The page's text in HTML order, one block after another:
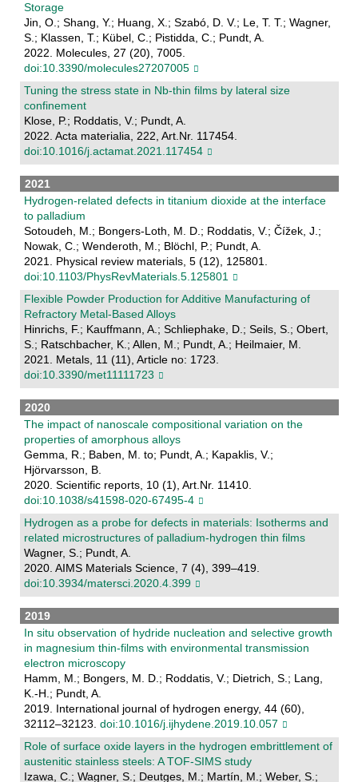
Storage
Jin, O.; Shang, Y.; Huang, X.; Szabó, D. V.; Le, T. T.; Wagner,
S.; Klassen, T.; Kübel, C.; Pistidda, C.; Pundt, A.
2022. Molecules, 27 (20), 7005.
doi:10.3390/molecules27207005
Tuning the stress state in Nb-thin films by lateral size
confinement
Klose, P.; Roddatis, V.; Pundt, A.
2022. Acta materialia, 222, Art.Nr. 117454.
doi:10.1016/j.actamat.2021.117454
2021
Hydrogen-related defects in titanium dioxide at the interface
to palladium
Sotoudeh, M.; Bongers-Loth, M. D.; Roddatis, V.; Čížek, J.;
Nowak, C.; Wenderoth, M.; Blöchl, P.; Pundt, A.
2021. Physical review materials, 5 (12), 125801.
doi:10.1103/PhysRevMaterials.5.125801
Flexible Powder Production for Additive Manufacturing of
Refractory Metal-Based Alloys
Hinrichs, F.; Kauffmann, A.; Schliephake, D.; Seils, S.; Obert,
S.; Ratschbacher, K.; Allen, M.; Pundt, A.; Heilmaier, M.
2021. Metals, 11 (11), Article no: 1723.
doi:10.3390/met11111723
2020
The impact of nanoscale compositional variation on the
properties of amorphous alloys
Gemma, R.; Baben, M. to; Pundt, A.; Kapaklis, V.;
Hjörvarsson, B.
2020. Scientific reports, 10 (1), Art.Nr. 11410.
doi:10.1038/s41598-020-67495-4
Hydrogen as a probe for defects in materials: Isotherms and
related microstructures of palladium-hydrogen thin films
Wagner, S.; Pundt, A.
2020. AIMS Materials Science, 7 (4), 399–419.
doi:10.3934/matersci.2020.4.399
2019
In situ observation of hydride nucleation and selective growth
in magnesium thin-films with environmental transmission
electron microscopy
Hamm, M.; Bongers, M. D.; Roddatis, V.; Dietrich, S.; Lang,
K.-H.; Pundt, A.
2019. International journal of hydrogen energy, 44 (60),
32112–32123. doi:10.1016/j.ijhydene.2019.10.057
Role of surface oxide layers in the hydrogen embrittlement of
austenitic stainless steels: A TOF-SIMS study
Izawa, C.; Wagner, S.; Deutges, M.; Martín, M.; Weber, S.;